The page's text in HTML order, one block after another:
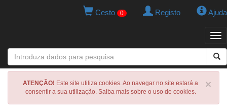
Cesto 0 Registo Ajuda
×
ATENÇÃO! Este site utiliza cookies. Ao navegar no site estará a
consentir a sua utilização. Saiba mais sobre o uso de cookies.